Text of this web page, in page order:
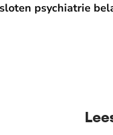
psychiatrie